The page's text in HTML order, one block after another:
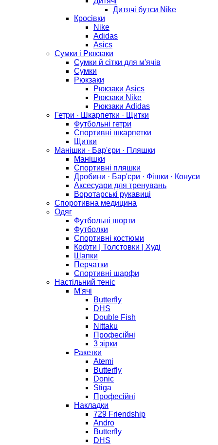
Дитячі бутси Nike
Кросівки
Nike
Adidas
Asics
Сумки і Рюкзаки
Сумки й сітки для м'ячів
Сумки
Рюкзаки
Рюкзаки Asics
Рюкзаки Nike
Рюкзаки Adidas
Гетри · Шкарпетки · Щитки
Футбольні гетри
Спортивні шкарпетки
Щитки
Манішки · Бар'єри · Пляшки
Манішки
Спортивні пляшки
Дробини · Бар'єри · Фішки · Конуси
Аксесуари для тренувань
Воротарські рукавиці
Споротивна медицина
Одяг
Футбольні шорти
Футболки
Спортивні костюми
Кофти | Толстовки | Худі
Шапки
Перчатки
Спортивні шарфи
Настільний теніс
М'ячі
Butterfly
DHS
Double Fish
Nittaku
Професійні
3 зірки
Ракетки
Atemi
Butterfly
Donic
Stiga
Професійні
Накладки
729 Friendship
Andro
Butterfly
DHS